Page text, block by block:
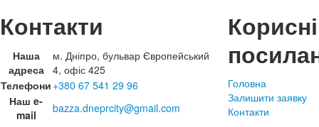
Контакти
Наша
адреса
м. Дніпро, бульвар Європейський
4, офіс 425
Телефони +380 67 541 29 96
Наш e-
mail
bazza.dneprcity@gmail.com
Корисні
Головна
Залишити заявку
Контакти